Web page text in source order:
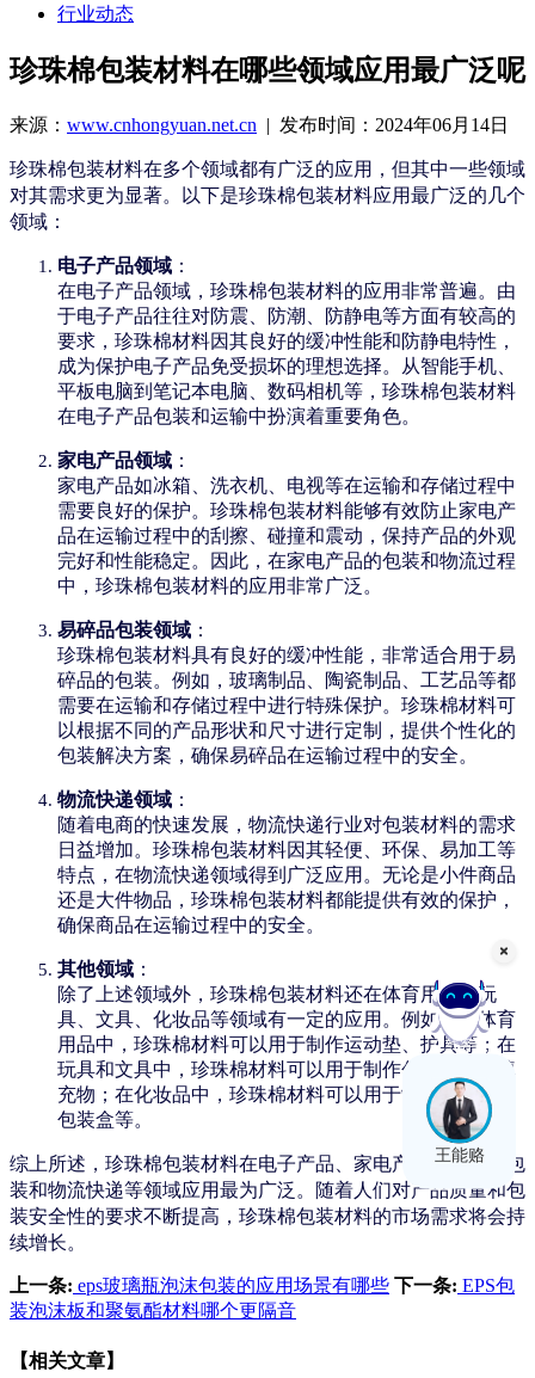
行业动态
珍珠棉包装材料在哪些领域应用最广泛呢
来源： www.cnhongyuan.net.cn | 发布时间：2024年06月14日
珍珠棉包装材料在多个领域都有广泛的应用，但其中一些领域
对其需求更为显著。以下是珍珠棉包装材料应用最广泛的几个
领域：
电子产品领域 ：
在电子产品领域，珍珠棉包装材料的应用非常普遍。由
于电子产品往往对防震、防潮、防静电等方面有较高的
要求，珍珠棉材料因其良好的缓冲性能和防静电特性，
成为保护电子产品免受损坏的理想选择。从智能手机、
平板电脑到笔记本电脑、数码相机等，珍珠棉包装材料
在电子产品包装和运输中扮演着重要角色。
家电产品领域 ：
家电产品如冰箱、洗衣机、电视等在运输和存储过程中
需要良好的保护。珍珠棉包装材料能够有效防止家电产
品在运输过程中的刮擦、碰撞和震动，保持产品的外观
完好和性能稳定。因此，在家电产品的包装和物流过程
中，珍珠棉包装材料的应用非常广泛。
易碎品包装领域 ：
珍珠棉包装材料具有良好的缓冲性能，非常适合用于易
碎品的包装。例如，玻璃制品、陶瓷制品、工艺品等都
需要在运输和存储过程中进行特殊保护。珍珠棉材料可
以根据不同的产品形状和尺寸进行定制，提供个性化的
包装解决方案，确保易碎品在运输过程中的安全。
物流快递领域 ：
随着电商的快速发展，物流快递行业对包装材料的需求
日益增加。珍珠棉包装材料因其轻便、环保、易加工等
特点，在物流快递领域得到广泛应用。无论是小件商品
还是大件物品，珍珠棉包装材料都能提供有效的保护，
确保商品在运输过程中的安全。
其他领域 ：
除了上述领域外，珍珠棉包装材料还在体育用品、玩
具、文具、化妆品等领域有一定的应用。例如，在体育
用品中，珍珠棉材料可以用于制作运动垫、护具等；在
玩具和文具中，珍珠棉材料可以用于制作包装内衬和填
充物；在化妆品中，珍珠棉材料可以用于制作防震垫和
包装盒等。
综上所述，珍珠棉包装材料在电子产品、家电产品、易碎品包
装和物流快递等领域应用最为广泛。随着人们对产品质量和包
装安全性的要求不断提高，珍珠棉包装材料的市场需求将会持
续增长。
上一条: eps玻璃瓶泡沫包装的应用场景有哪些 下一条: EPS包
装泡沫板和聚氨酯材料哪个更隔音
【相关文章】
在线客服
王能赂